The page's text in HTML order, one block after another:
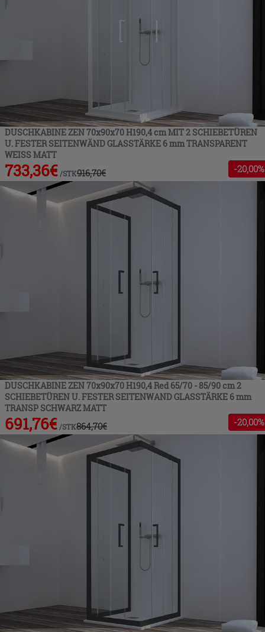
DUSCHKABINE ZEN 70x90x70 H190,4 cm MIT 2 SCHIEBETÜREN
U. FESTER SEITENWÄND GLASSTÄRKE 6 mm TRANSPARENT
WEISS MATT
733,36€ /STK916,70€ -20,00%
DUSCHKABINE ZEN 70x90x70 H190,4 Red 65/70 - 85/90 cm 2
SCHIEBETÜREN U. FESTER SEITENWAND GLASSTÄRKE 6 mm
TRANSP SCHWARZ MATT
691,76€ /STK864,70€ -20,00%